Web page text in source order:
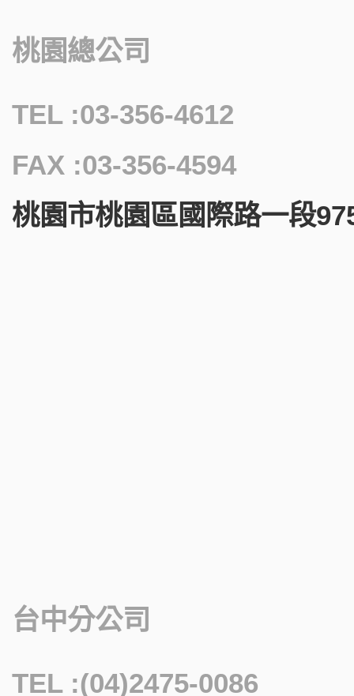
桃園總公司
TEL :03-356-4612
FAX :03-356-4594
桃園市桃園區國際路一段
台中分公司
TEL :(04)2475-0086